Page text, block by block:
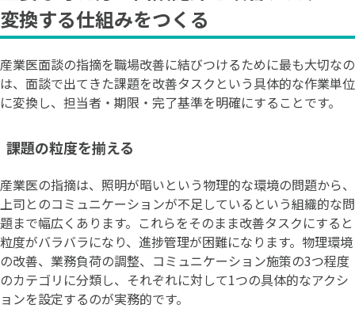
変換する仕組みをつくる
産業医面談の指摘を職場改善に結びつけるために最も大切なの
は、面談で出てきた課題を改善タスクという具体的な作業単位
に変換し、担当者・期限・完了基準を明確にすることです。
課題の粒度を揃える
産業医の指摘は、照明が暗いという物理的な環境の問題から、
上司とのコミュニケーションが不足しているという組織的な問
題まで幅広くあります。これらをそのまま改善タスクにすると
粒度がバラバラになり、進捗管理が困難になります。物理環境
の改善、業務負荷の調整、コミュニケーション施策の3つ程度
のカテゴリに分類し、それぞれに対して1つの具体的なアクシ
ョンを設定するのが実務的です。